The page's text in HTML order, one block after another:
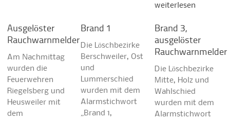
weiterlesen
Ausgelöster
Rauchwarnmelder
Am Nachmittag
wurden die
Feuerwehren
Riegelsberg und
Heusweiler mit
dem
Brand 1
Die Löschbezirke
Berschweiler, Ost
und
Lummerschied
wurden mit dem
Alarmstichwort
„Brand 1,
Brand 3,
ausgelöster
Rauchwarnmelder
Die Löschbezirke
Mitte, Holz und
Wahlschied
wurden mit dem
Alarmstichwort